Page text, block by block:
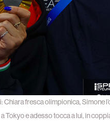
Chiara fresca olimpionica, Simone
a Tokyo e adesso tocca a lui, in